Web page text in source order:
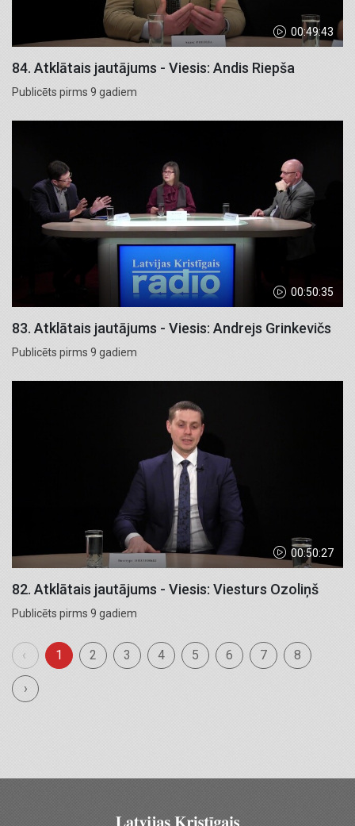
00:49:43
84. Atklātais jautājums - Viesis: Andis Riepša
Publicēts pirms 9 gadiem
00:50:35
83. Atklātais jautājums - Viesis: Andrejs Grinkevičs
Publicēts pirms 9 gadiem
00:50:27
82. Atklātais jautājums - Viesis: Viesturs Ozoliņš
Publicēts pirms 9 gadiem
‹ 1 2 3 4 5 6 7 8
›